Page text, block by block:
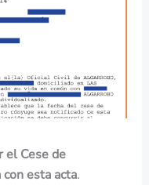
el Cese de
esta acta.